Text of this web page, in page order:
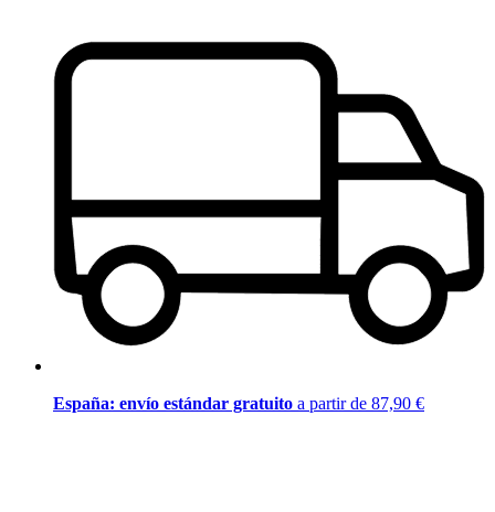
España: envío estándar gratuito a partir de 87,90 €